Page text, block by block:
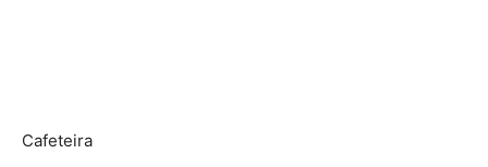
Cafeteira